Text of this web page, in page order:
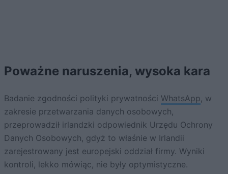
Poważne naruszenia, wysoka kara
Badanie zgodności polityki prywatności WhatsApp, w
zakresie przetwarzania danych osobowych,
przeprowadził irlandzki odpowiednik Urzędu Ochrony
Danych Osobowych, gdyż to właśnie w Irlandii
zarejestrowany jest europejski oddział firmy. Wyniki
kontroli, lekko mówiąc, nie były optymistyczne.